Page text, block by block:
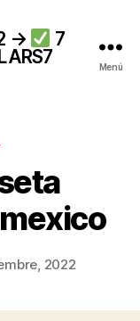
→
7
Menú
2022